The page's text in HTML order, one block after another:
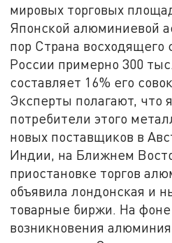
мировых торговых
Японской алюминиевой
пор Страна восходящего
России примерно 300
составляет 16% его
Эксперты полагают, что
потребители этого
новых поставщиков в
Индии, на Ближнем
приостановке торгов
объявила лондонская и
товарные биржи. На
возникновения